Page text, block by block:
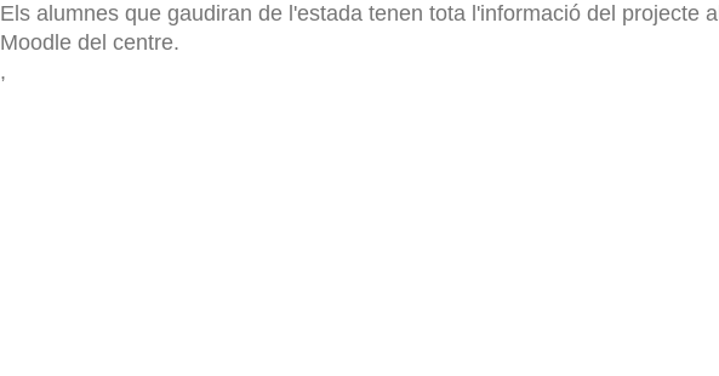
Els alumnes que gaudiran de l'estada tenen tota l'informació del projecte al
Moodle del centre.
,